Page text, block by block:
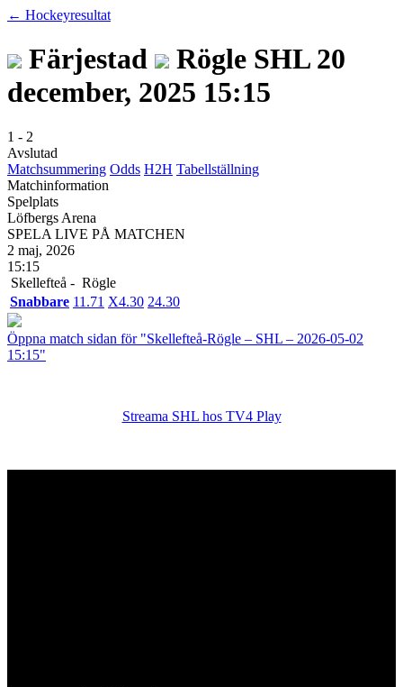
← Hockeyresultat
Färjestad Rögle SHL 20
december, 2025 15:15
1 - 2
Avslutad
Matchsummering Odds H2H Tabellställning
Matchinformation
Spelplats
Löfbergs Arena
SPELA LIVE PÅ MATCHEN
2 maj, 2026
15:15
Skellefteå - Rögle
Snabbare 11.71 X4.30 24.30
Öppna match sidan för "Skellefteå-Rögle – SHL – 2026-05-02
15:15"
Streama SHL hos TV4 Play